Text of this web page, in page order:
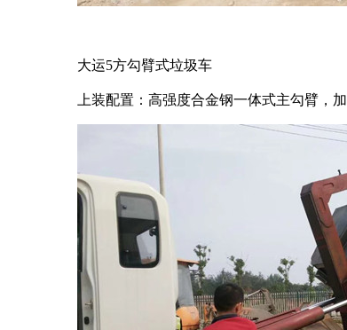
大运5方勾臂式垃圾车
上装配置：高强度合金钢一体式主勾臂，